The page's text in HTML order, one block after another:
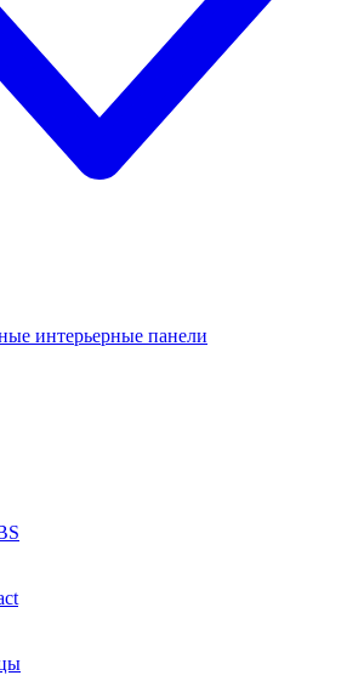
интерьерные панели